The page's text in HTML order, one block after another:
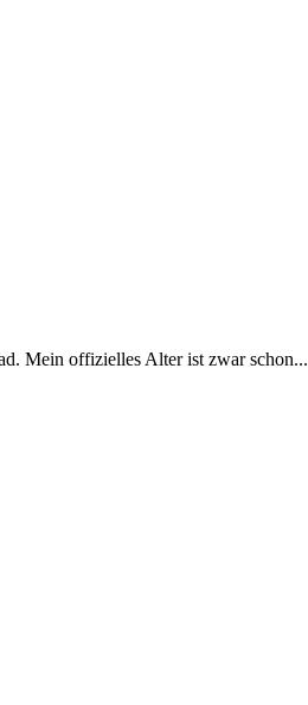
Mein offizielles Alter ist zwar schon...